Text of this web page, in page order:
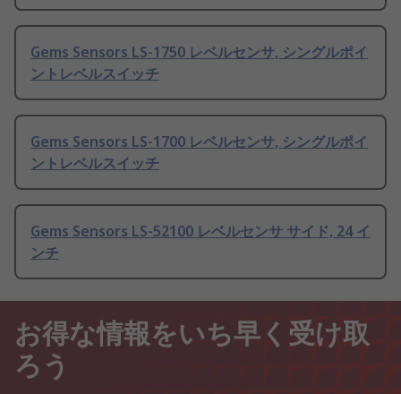
Gems Sensors LS-1750 レベルセンサ, シングルポイ
ントレベルスイッチ
Gems Sensors LS-1700 レベルセンサ, シングルポイ
ントレベルスイッチ
Gems Sensors LS-52100 レベルセンサ サイド, 24 イ
ンチ
お得な情報をいち早く受け取
ろう